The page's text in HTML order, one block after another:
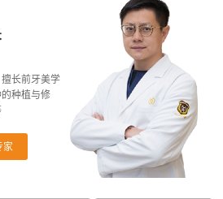
长前牙美学
种植与修
家